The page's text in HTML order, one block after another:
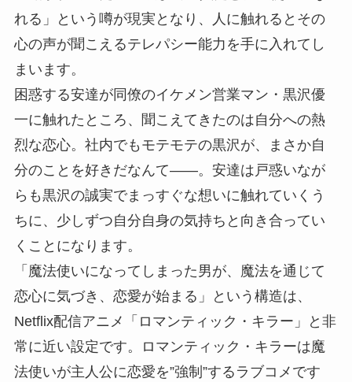
れる」という噂が現実となり、人に触れるとその
心の声が聞こえるテレパシー能力を手に入れてし
まいます。
困惑する安達が同僚のイケメン営業マン・黒沢優
一に触れたところ、聞こえてきたのは自分への熱
烈な恋心。社内でもモテモテの黒沢が、まさか自
分のことを好きだなんて——。安達は戸惑いなが
らも黒沢の誠実でまっすぐな想いに触れていくう
ちに、少しずつ自分自身の気持ちと向き合ってい
くことになります。
「魔法使いになってしまった男が、魔法を通じて
恋心に気づき、恋愛が始まる」という構造は、
Netflix配信アニメ「ロマンティック・キラー」と非
常に近い設定です。ロマンティック・キラーは魔
法使いが主人公に恋愛を”強制”するラブコメです